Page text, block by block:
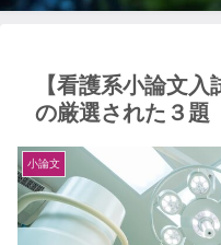
【看護系小論文
の厳選された３題
小論文